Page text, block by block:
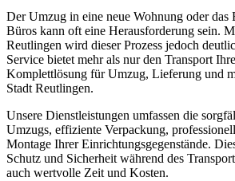
Der Umzug in eine neue Wohnung oder das
Büros kann oft eine Herausforderung sein.
Reutlingen wird dieser Prozess jedoch
Service bietet mehr als nur den Transport
Komplettlösung für Umzug, Lieferung und
Stadt Reutlingen.
Unsere Dienstleistungen umfassen die
Umzugs, effiziente Verpackung,
Montage Ihrer Einrichtungsgegenstände.
Schutz und Sicherheit während des
auch wertvolle Zeit und Kosten.